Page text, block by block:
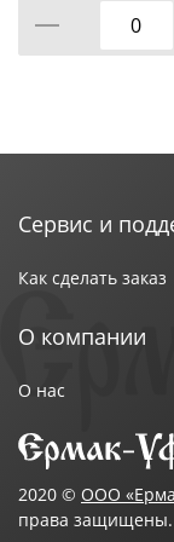
Сервис и
Как сделать заказ
О компании
О нас
2020 © ООО
права защищены.